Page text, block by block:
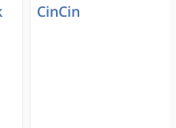
CinCin